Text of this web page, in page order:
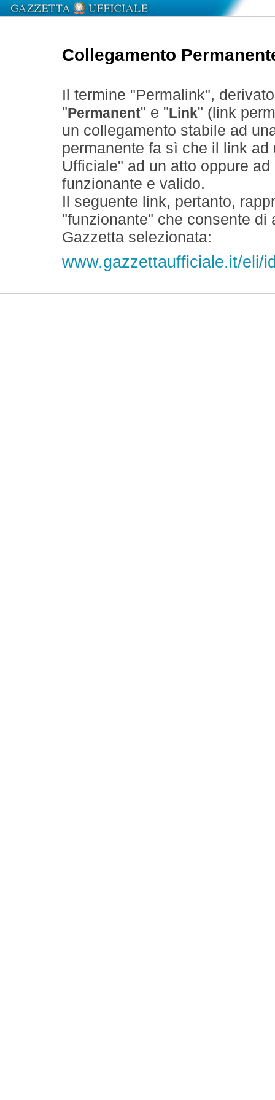
Collegamento
Il termine "Permalink",
" Permanent" e " Link" (link
un collegamento stabile ad
permanente fa sì che il link
Ufficiale" ad un atto oppure
funzionante e valido.
Il seguente link, pertanto,
"funzionante" che consente
Gazzetta selezionata:
www.gazzettaufficiale.it/eli/